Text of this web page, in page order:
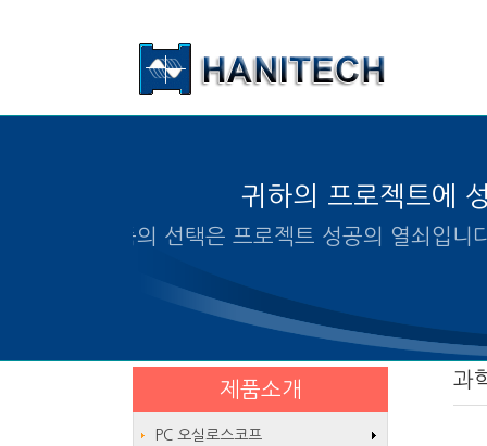
귀하의 프로젝트에
알맞은 제품의 선택은 프
과
제품소개
PC 오실로스코프